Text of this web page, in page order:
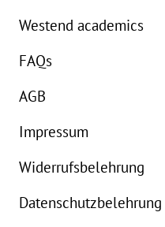
Westend academics
FAQs
AGB
Impressum
Widerrufsbelehrung
Datenschutzbelehrung